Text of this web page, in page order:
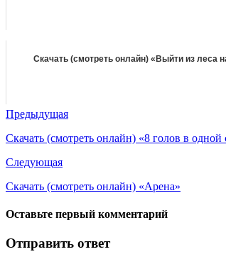
Скачать (смотреть онлайн) «Выйти из леса
Предыдущая
Скачать (смотреть онлайн) «8 голов в одной
Следующая
Скачать (смотреть онлайн) «Арена»
Оставьте первый комментарий
Отправить ответ